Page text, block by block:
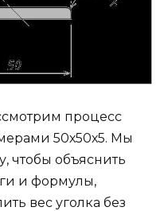
процесс
50х50х5. Мы
чтобы объяснить
и формулы,
вес уголка без